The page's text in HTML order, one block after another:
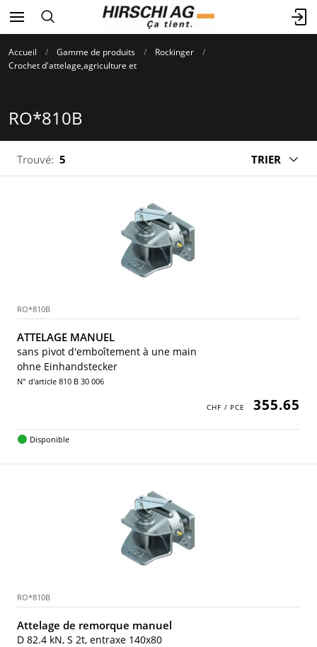
Accueil Gamme de produits
Rockinger
Crochet d'attelage,agriculture et
RO*810B
Trouvé: 5 TRIER
RO*810B
ATTELAGE MANUEL
sans pivot d'emboîtement à une main
ohne Einhandstecker
N° d'article 810 B 30 006
355.65
Disponible
RO*810B
Attelage de remorque manuel
D 82.4 kN, S 2t, entraxe 140x80